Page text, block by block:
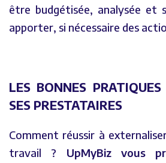
être budgétisée, analysée et
apporter, si nécessaire des
LES BONNES
SES PRESTATAIRES
Comment réussir à
travail ? UpMyBiz vous